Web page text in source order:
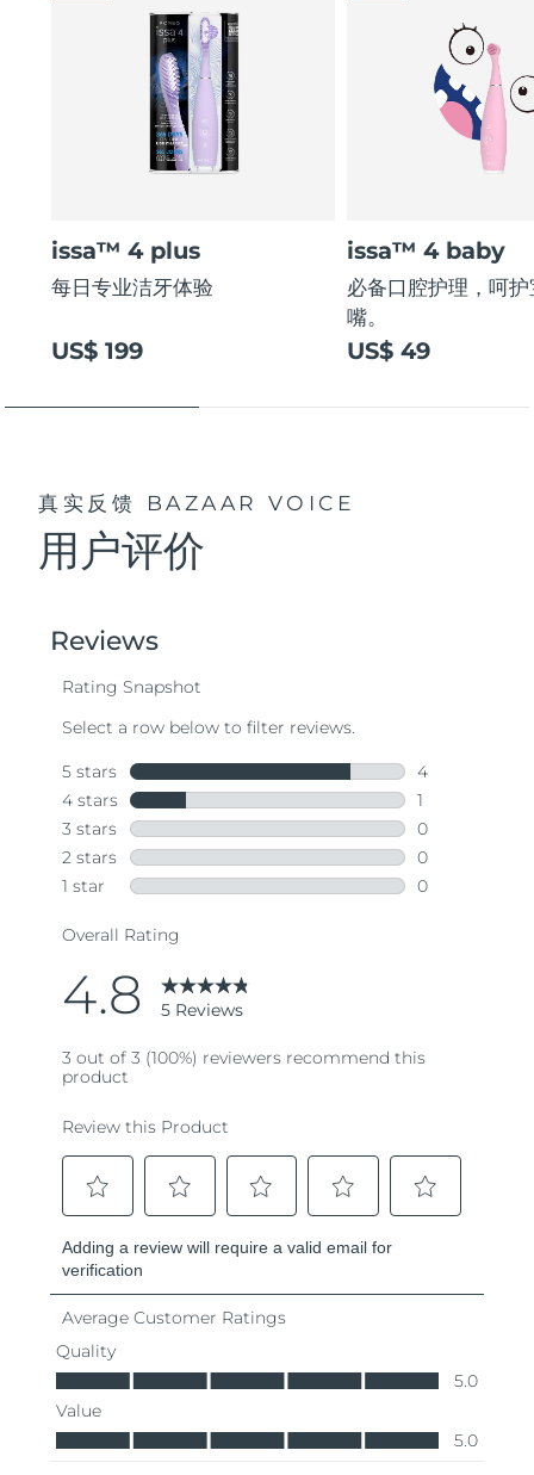
issa™ 4 plus
每日专业洁牙体验
US$ 199
issa™ 4 baby
必备口腔护理，呵
嘴。
US$ 49
真实反馈 BAZAAR VOICE
用户评价